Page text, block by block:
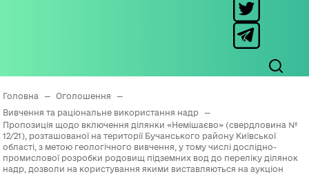
Головна — Оголошення
—
Вивчення та раціональне використання надр
—
Пропозиція щодо включення ділянки «Немішаєво» (свердловина №
12/21), розташованої на території Бучанського району Київської
області, з метою геологічного вивчення, у тому числі дослідно-
промислової розробки родовищ підземних вод до переліку ділянок
надр, дозволи на користування якими виставляються на аукціон